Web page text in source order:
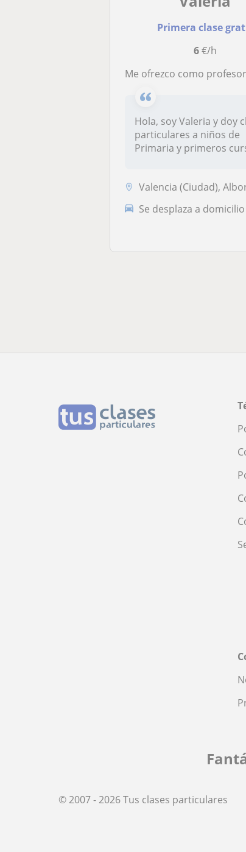
Primera clase
6€/h
Me ofrezco como profesora particular para niños de Primaria . Ayudo con
Hola, soy Valeria y doy
particulares a niños de
Primaria y primeros
Valencia (Ciudad), Alboraya, Mislata,
Se desplaza a domicilio
© 2007 - 2026 Tus clases particulares